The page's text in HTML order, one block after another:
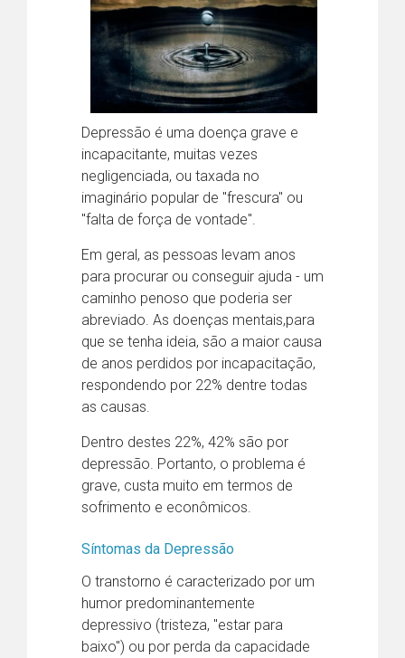
Depressão é uma doença grave e
incapacitante, muitas vezes
negligenciada, ou taxada no
imaginário popular de "frescura" ou
"falta de força de vontade".
Em geral, as pessoas levam anos
para procurar ou conseguir ajuda - um
caminho penoso que poderia ser
abreviado. As doenças mentais,para
que se tenha ideia, são a maior causa
de anos perdidos por incapacitação,
respondendo por 22% dentre todas
as causas.
Dentro destes 22%, 42% são por
depressão. Portanto, o problema é
grave, custa muito em termos de
sofrimento e econômicos.
Síntomas da Depressão
O transtorno é caracterizado por um
humor predominantemente
depressivo (tristeza, "estar para
baixo") ou por perda da capacidade